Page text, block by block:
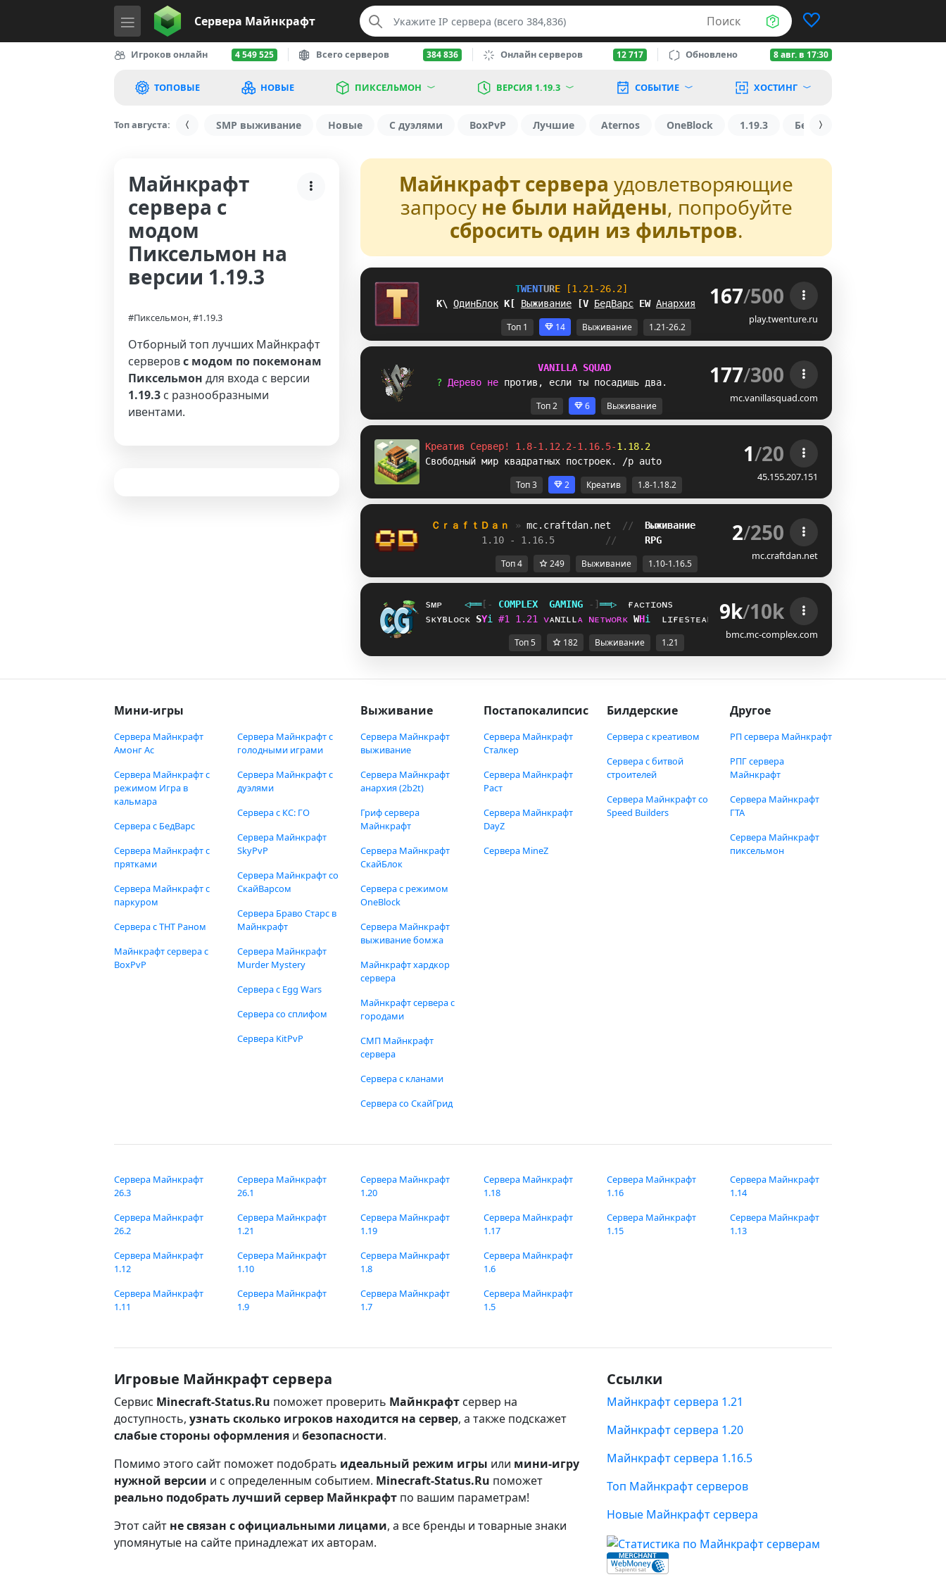
Сервера Майнкрафт Поиск
Игроков онлайн 4 549 525 Всего серверов 384 836 Онлайн серверов 12 717 Обновлено 8 авг. в 17:30
ТОПОВЫЕ НОВЫЕ ПИКСЕЛЬМОН ВЕРСИЯ 1.19.3 СОБЫТИЕ ХОСТИНГ
Топ августа: SMP выживание Новые С дуэлями BoxPvP Лучшие Aternos OneBlock 1.19.3 БедВарс
Майнкрафт
сервера с
модом
Пиксельмон на
версии 1.19.3
#Пиксельмон, #1.19.3
Отборный топ лучших Майнкрафт
серверовс модом по покемонам
Пиксельмон для входа с версии
1.19.3 с разнообразными
ивентами.
Майнкрафт сервера удовлетворяющие
запросу не были найдены, попробуйте
сбросить один из фильтров.
TWENTURE
[1.21-26.2]
UV
ОдинБлок X P Выживание YZ БедВарс UF Анархия 167/500
play.twenture.ru
Топ 1 14 Выживание 1.21-26.2
VANIL L A SQUAD
? Дерево не против , если ты посадишь два. 177/300
mc.vanillasquad.com
Топ 2 6 Выживание
Креатив Сервер! 1.8-1.12.2-1.16.5-1.18.2
Свободный мир квадратных построек. /p auto
1/20
45.155.207.151
Топ 3 2 Креатив 1.8-1.18.2
ＣｒａｆｔＤａｎ » mc.craftdan.net // Выживание
1.10 - 1.16.5
// RPG 2/250
mc.craftdan.net
Топ 4 249 Выживание 1.10-1.16.5
sᴍᴘ ◁══[‐ COMPL EX GAMING ‐]══▷
ғᴀᴄᴛɪᴏɴs
sᴋʏʙʟᴏᴄᴋ IUi #1 1 . 21 ᴠᴀɴɪʟʟᴀ ɴᴇᴛᴡᴏʀᴋ ^Ki ʟɪғᴇsᴛᴇᴀʟ 9k/10k
bmc.mc-complex.com
Топ 5 182 Выживание 1.21
Мини-игры
Сервера Майнкрафт
Амонг Ас
Сервера Майнкрафт с
режимом Игра в
кальмара
Сервера с БедВарс
Сервера Майнкрафт с
прятками
Сервера Майнкрафт с
паркуром
Сервера с ТНТ Раном
Майнкрафт сервера с
BoxPvP
Сервера Майнкрафт с
голодными играми
Сервера Майнкрафт с
дуэлями
Сервера с КС: ГО
Сервера Майнкрафт
SkyPvP
Сервера Майнкрафт со
СкайВарсом
Сервера Браво Старс в
Майнкрафт
Сервера Майнкрафт
Murder Mystery
Сервера с Egg Wars
Сервера со сплифом
Сервера KitPvP
Выживание
Сервера Майнкрафт
выживание
Сервера Майнкрафт
анархия (2b2t)
Гриф сервера
Майнкрафт
Сервера Майнкрафт
СкайБлок
Сервера с режимом
OneBlock
Сервера Майнкрафт
выживание бомжа
Майнкрафт хардкор
сервера
Майнкрафт сервера с
городами
СМП Майнкрафт
сервера
Сервера с кланами
Сервера со СкайГрид
Постапокалипсис
Сервера Майнкрафт
Сталкер
Сервера Майнкрафт
Раст
Сервера Майнкрафт
DayZ
Сервера MineZ
Билдерские
Сервера с креативом
Сервера с битвой
строителей
Сервера Майнкрафт со
Speed Builders
Другое
РП сервера Майнкрафт
РПГ сервера
Майнкрафт
Сервера Майнкрафт
ГТА
Сервера Майнкрафт
пиксельмон
Сервера Майнкрафт
26.3
Сервера Майнкрафт
26.2
Сервера Майнкрафт
26.1
Сервера Майнкрафт
1.21
Сервера Майнкрафт
1.20
Сервера Майнкрафт
1.19
Сервера Майнкрафт
1.18
Сервера Майнкрафт
1.17
Сервера Майнкрафт
1.16
Сервера Майнкрафт
1.15
Сервера Майнкрафт
1.14
Сервера Майнкрафт
1.13
Сервера Майнкрафт
1.12
Сервера Майнкрафт
1.11
Сервера Майнкрафт
1.10
Сервера Майнкрафт
1.9
Сервера Майнкрафт
1.8
Сервера Майнкрафт
1.7
Сервера Майнкрафт
1.6
Сервера Майнкрафт
1.5
Игровые Майнкрафт сервера
Сервис Minecraft-Status.Ru поможет проверить Майнкрафт сервер на
доступность, узнать сколько игроков находится на сервер, а также подскажет
слабые стороны оформления и безопасности.
Помимо этого сайт поможет подобрать идеальный режим игры или мини-игру
нужной версии и с определенным событием. Minecraft-Status.Ru поможет
реально подобрать лучший сервер Майнкрафт по вашим параметрам!
Этот сайт не связан с официальными лицами, а все бренды и товарные знаки
упомянутые на сайте принадлежат их авторам.
Ссылки
Майнкрафт сервера 1.21
Майнкрафт сервера 1.20
Майнкрафт сервера 1.16.5
Топ Майнкрафт серверов
Новые Майнкрафт сервера